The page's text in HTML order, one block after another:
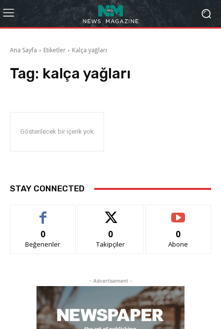
Ana Sayfa Etiketler Kalça yağları
Tag: kalça yağları
Gösterilecek bir içerik yok
STAY CONNECTED
0
Beğenenler
0
Takipçiler
0
Abone
- Advertisement -